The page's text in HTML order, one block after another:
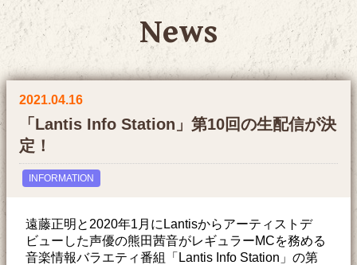
News
2021.04.16
「Lantis Info Station」第10回の生配信が決
定！
INFORMATION
遠藤正明と2020年1月にLantisからアーティストデ
ビューした声優の熊田茜音がレギュラーMCを務める
音楽情報バラエティ番組「Lantis Info Station」の第